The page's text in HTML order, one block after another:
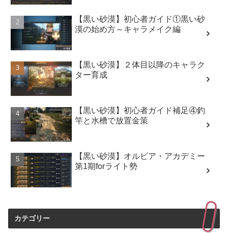
【黒い砂漠】初心者ガイド①黒い砂
漠の始め方～キャラメイク編
【黒い砂漠】２体目以降のキャラク
ター育成
【黒い砂漠】初心者ガイド補足④釣
竿と水槽で放置金策
【黒い砂漠】オルビア・アカデミー
第1期forライト勢
カテゴリー